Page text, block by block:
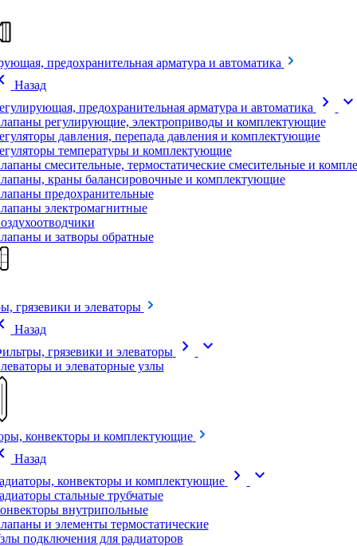
предохранительная арматура и автоматика
Назад
предохранительная арматура и автоматика
chevron_right expand_more
регулирующие, электроприводы и комплектующие
давления, перепада давления и комплектующие
температуры и комплектующие
смесительные, термостатические смесительные и
краны балансировочные и комплектующие
предохранительные
электромагнитные
и затворы обратные
грязевики и элеваторы
Назад
грязевики и элеваторы
chevron_right expand_more
и элеваторные узлы
конвекторы и комплектующие
Назад
конвекторы и комплектующие
chevron_right expand_more
стальные трубчатые
внутрипольные
и элементы термостатические
подключения для радиаторов